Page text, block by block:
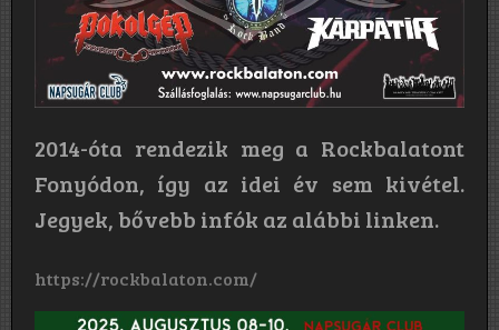
2014-óta rendezik meg a Rockbalatont
Fonyódon, így az idei év sem kivétel.
Jegyek, bővebb infók az alábbi linken.
https://rockbalaton.com/